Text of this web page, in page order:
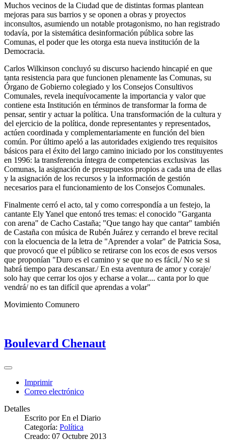
Muchos vecinos de la Ciudad que de distintas formas plantean
mejoras para sus barrios y se oponen a obras y proyectos
inconsultos, asumiendo un notable protagonismo, no han registrado
todavía, por la sistemática desinformación pública sobre las
Comunas, el poder que les otorga esta nueva institución de la
Democracia.
Carlos Wilkinson concluyó su discurso haciendo hincapié en que
tanta resistencia para que funcionen plenamente las Comunas, su
Órgano de Gobierno colegiado y los Consejos Consultivos
Comunales, revela inequívocamente la importancia y valor que
contiene esta Institución en términos de transformar la forma de
pensar, sentir y actuar la política. Una transformación de la cultura y
del ejercicio de la política, donde representantes y representados,
actúen coordinada y complementariamente en función del bien
común. Por último apeló a las autoridades exigiendo tres requisitos
básicos para el éxito del largo camino iniciado por los constituyentes
en 1996: la transferencia íntegra de competencias exclusivas las
Comunas, la asignación de presupuestos propios a cada una de ellas
y la asignación de los recursos y la información de gestión
necesarios para el funcionamiento de los Consejos Comunales.
Finalmente cerró el acto, tal y como correspondía a un festejo, la
cantante Ely Yanel que entonó tres temas: el conocido "Garganta
con arena" de Cacho Castaña; "Que tango hay que cantar" también
de Castaña con música de Rubén Juárez y cerrando el breve recital
con la elocuencia de la letra de "Aprender a volar" de Patricia Sosa,
que provocó que el público se retirarse con los ecos de esos versos
que proponían "Duro es el camino y se que no es fácil,/ No se si
habrá tiempo para descansar./ En esta aventura de amor y coraje/
solo hay que cerrar los ojos y echarse a volar.... canta por lo que
vendrá/ no es tan difícil que aprendas a volar"
Movimiento Comunero
Boulevard Chenaut
Imprimir
Correo electrónico
Detalles
Escrito porEn el Diario
Categoría: Política
Creado: 07 Octubre 2013